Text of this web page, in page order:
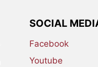
SOCIAL
Facebook
Youtube